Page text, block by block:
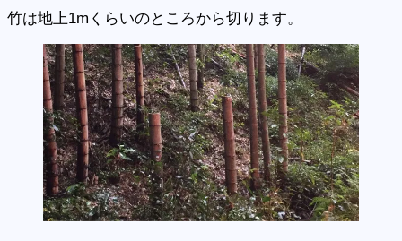
竹は地上1mくらいのところから切ります。